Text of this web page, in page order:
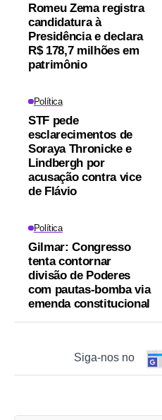
Romeu Zema registra
candidatura à
Presidência e declara
R$ 178,7 milhões em
patrimônio
Política
STF pede
esclarecimentos de
Soraya Thronicke e
Lindbergh por
acusação contra vice
de Flávio
Política
Gilmar: Congresso
tenta contornar
divisão de Poderes
com pautas-bomba via
emenda constitucional
Siga-nos no